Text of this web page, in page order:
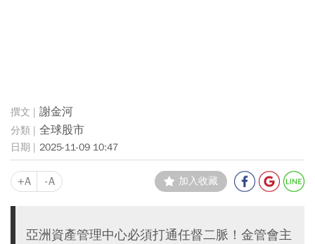
謝金河
全球股市
2025-11-09 10:47
+A -A 加入收藏
亞洲資產管理中心必須打通任督二脈！金管會主